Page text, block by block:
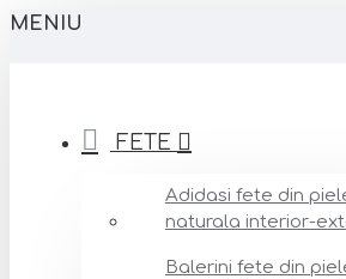
MENIU
FETE
Adidasi fete din
naturala interior-
Balerini fete din